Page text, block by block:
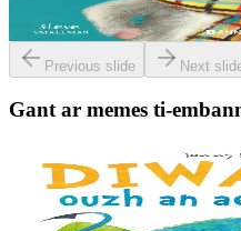
Er stok13,00 €
Previous slide Next
Gant ar memes ti-
Bannoù-heol
Diwallit ouzh an